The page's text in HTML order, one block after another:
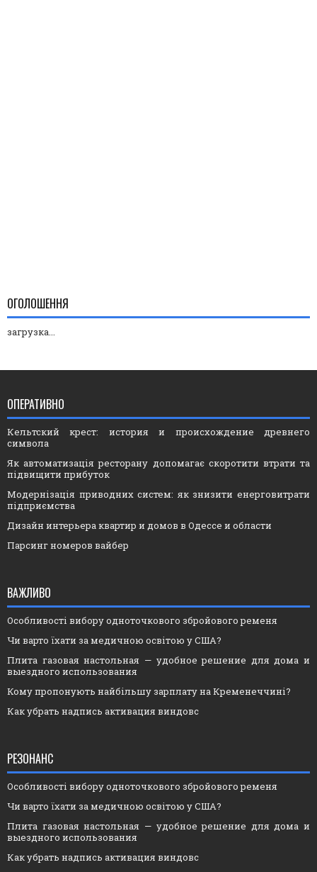
ОГОЛОШЕННЯ
загрузка...
ОПЕРАТИВНО
Кельтский крест: история и происхождение древнего
символа
Як автоматизація ресторану допомагає скоротити втрати та
підвищити прибуток
Модернізація приводних систем: як знизити енерговитрати
підприємства
Дизайн интерьера квартир и домов в Одессе и области
Парсинг номеров вайбер
ВАЖЛИВО
Особливості вибору одноточкового збройового ременя
Чи варто їхати за медичною освітою у США?
Плита газовая настольная — удобное решение для дома и
выездного использования
Кому пропонують найбільшу зарплату на Кременеччині?
Как убрать надпись активация виндовс
РЕЗОНАНС
Особливості вибору одноточкового збройового ременя
Чи варто їхати за медичною освітою у США?
Плита газовая настольная — удобное решение для дома и
выездного использования
Как убрать надпись активация виндовс